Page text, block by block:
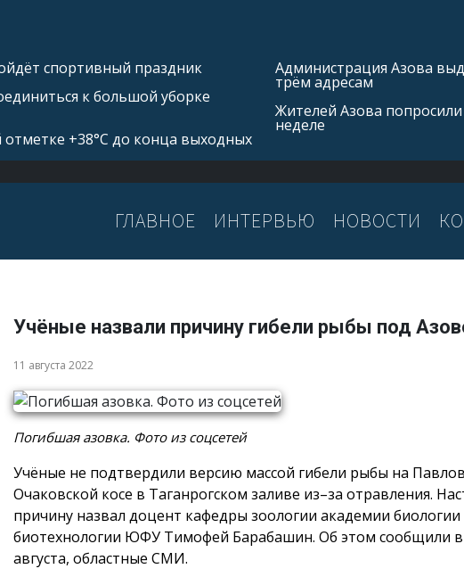
спортивный праздник
к большой уборке
+38°С до конца выходных
Администрация Азова
трём адресам
Жителей Азова
неделе
ГЛАВНОЕ ИНТЕРВЬЮ НОВОСТИ
Учёные назвали причину гибели рыбы под
11 августа 2022
Погибшая азовка. Фото из соцсетей
Учёные не подтвердили версию массой гибели рыбы на
Очаковской косе в Таганрогском заливе из–за отравления.
причину назвал доцент кафедры зоологии академии биологии
биотехнологии ЮФУ Тимофей Барабашин. Об этом сообщили в
августа, областные СМИ.